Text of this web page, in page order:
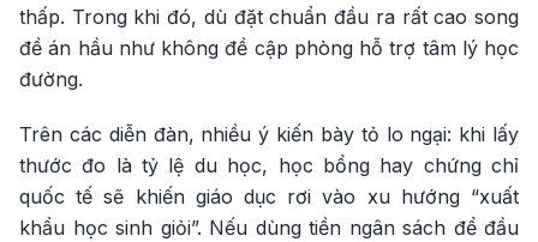
thấp. Trong khi đó, dù đặt chuẩn đầu ra rất cao song
đề án hầu như không đề cập phòng hỗ trợ tâm lý học
đường.
Trên các diễn đàn, nhiều ý kiến bày tỏ lo ngại: khi lấy
thước đo là tỷ lệ du học, học bổng hay chứng chỉ
quốc tế sẽ khiến giáo dục rơi vào xu hướng “xuất
khẩu học sinh giỏi”. Nếu dùng tiền ngân sách để đầu